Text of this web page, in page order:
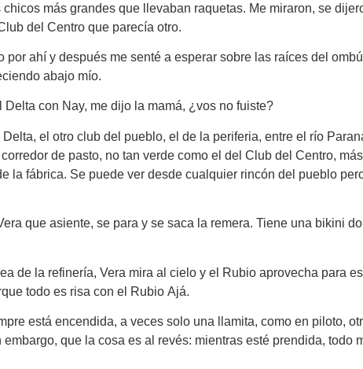
más grandes que llevaban raquetas. Me miraron, se
del Centro que parecía otro.
ahí y después me senté a esperar sobre las raíces del
abajo mío.
con Nay, me dijo la mamá, ¿vos no fuiste?
el otro club del pueblo, el de la periferia, entre el río
de pasto, no tan verde como el del Club del Centro,
la fábrica. Se puede ver desde cualquier rincón del pueblo
que asiente, se para y se saca la remera. Tiene una bikini
de la refinería, Vera mira al cielo y el Rubio aprovecha para
todo es risa con el Rubio Ajá.
está encendida, a veces solo una llamita, como en piloto,
que la cosa es al revés: mientras esté prendida, todo